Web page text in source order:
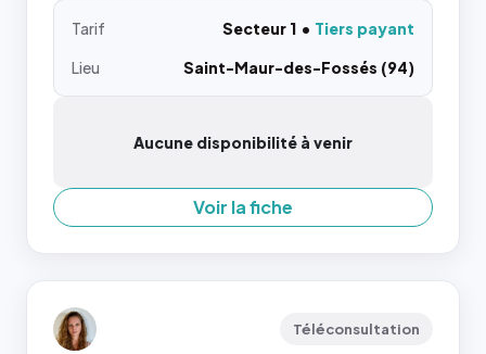
Tarif Secteur 1
Tiers payant
Lieu
Saint-Maur-des-Fossés (94)
Aucune disponibilité à venir
Voir la fiche
Téléconsultation